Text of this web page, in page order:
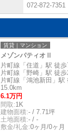
072-872-7351
賃貸｜マンション
メゾンパティオⅡ
片町線「住道」駅 徒歩
片町線「野崎」駅 徒歩
片町線「鴻池新田」駅
15.0km
6.1万円
間取:1K
建物面積:- / 7.71坪
土地面積:- / -
敷金/礼金:0ヶ月/0ヶ月